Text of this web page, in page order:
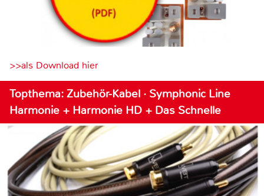
>>als Download hier
Topthema: Zubehör-Kabel · Symphonic Line
Harmonie + Harmonie HD + Das Schnelle